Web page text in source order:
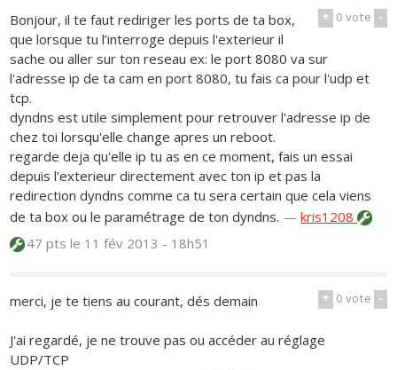
+ 0vote -
Bonjour, il te faut rediriger les ports de ta box,
que lorsque tu l’interroge depuis l'exterieur il
sache ou aller sur ton reseau ex: le port 8080 va sur
l'adresse ip de ta cam en port 8080, tu fais ca pour l'udp et
tcp.
dyndns est utile simplement pour retrouver l'adresse ip de
chez toi lorsqu'elle change apres un reboot.
regarde deja qu'elle ip tu as en ce moment, fais un essai
depuis l'exterieur directement avec ton ip et pas la
redirection dyndns comme ca tu sera certain que cela viens
de ta box ou le paramétrage de ton dyndns. —kris1208
47 ptsle 11 fév 2013 - 18h51
+ 0vote -
merci, je te tiens au courant, dés demain
J'ai regardé, je ne trouve pas ou accéder au réglage
UDP/TCP